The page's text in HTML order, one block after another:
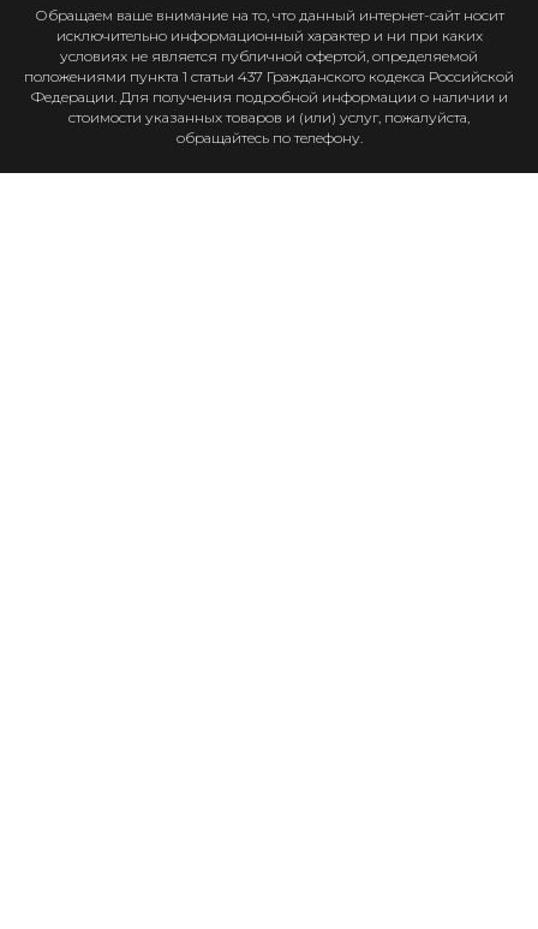
Обращаем ваше внимание на то, что данный интернет-сайт носит
исключительно информационный характер и ни при каких
условиях не является публичной офертой, определяемой
положениями пункта 1 статьи 437 Гражданского кодекса Российской
Федерации. Для получения подробной информации о наличии и
стоимости указанных товаров и (или) услуг, пожалуйста,
обращайтесь по телефону.